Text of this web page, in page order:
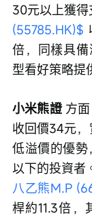
30元以上獲得
(55785.HK)$
倍，同樣具
型看好策略提
小米熊證 方
收回價34元，
低溢價的優
以下的投資者
八乙熊M.P
桿約11.3倍